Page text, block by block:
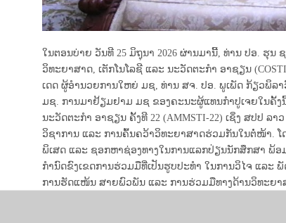
ໃນຕອນບ່າຍ ວັນທີ 25 ມິຖຸນາ 2026 ຜ່ານມານີ້, ທ່ານ ປອ. ຮຸນ
ວິທະຍາສາດ, ເຕັກໂນໂລຊີ ແລະ ນະວັດຕະກຳ ອາຊຽນ
ເດດ ຜູ້ອໍານວຍການໃຫຍ່ ມຊ, ທ່ານ ສຈ. ປອ. ພູເພັດ ກ້ຽວພິ
ມຊ. ການມາຢ້ຽມຢາມ ມຊ ຂອງຄະນະຜູ້ແທນກຳປູເຈຍໃນຄັ້ງ
ນະວັດຕະກຳ ອາຊຽນ ຄັ້ງທີ 22 (AMMSTI-22) ເຊິ່ງ ສປປ
ວິຊາການ ແລະ ການຄົ້ນຄວ້າວິທະຍາສາດຮ່ວມກັນໃນຕໍ່ໜ້າ.
ພິເສດ ແລະ ຊອກຫາຊ່ອງທາງໃນການແລກປ່ຽນນັກສຶກສາ ພ້
ກຳນົດຂົງເຂດການຮ່ວມມືທີ່ເປັນຮູບປະທຳ ໃນການວິໄຈ ແລະ
ການຮັດແໜ້ນ ສາຍພົວພັນ ແລະ ການຮ່ວມມືທາງດ້ານວິທະຍາ